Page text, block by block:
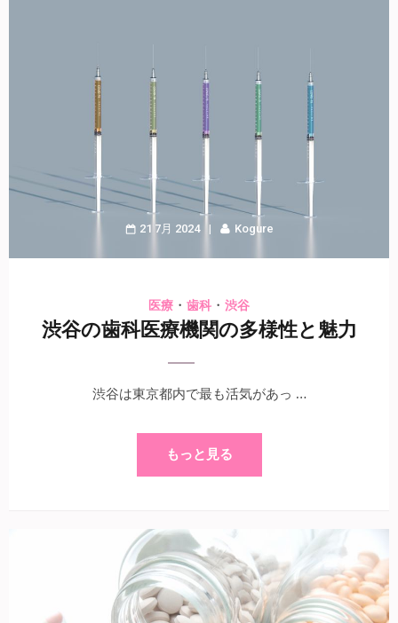
21 7月 2024 Kogure
医療 ・ 歯科 ・ 渋谷
渋谷の歯科医療機関の多様性と魅力
渋谷は東京都内で最も活気があっ …
もっと見る